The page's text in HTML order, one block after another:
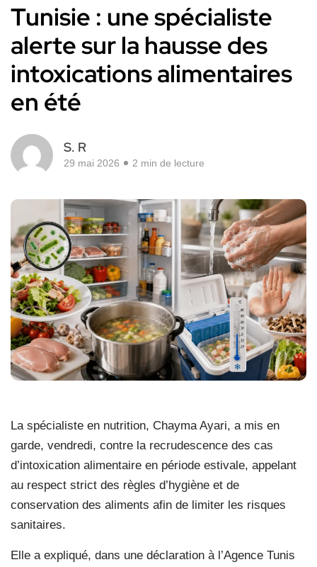
Tunisie : une spécialiste
alerte sur la hausse des
intoxications alimentaires
en été
S. R
29 mai 2026 2 min de lecture
La spécialiste en nutrition, Chayma Ayari, a mis en
garde, vendredi, contre la recrudescence des cas
d’intoxication alimentaire en période estivale, appelant
au respect strict des règles d’hygiène et de
conservation des aliments afin de limiter les risques
sanitaires.
Elle a expliqué, dans une déclaration à l’Agence Tunis